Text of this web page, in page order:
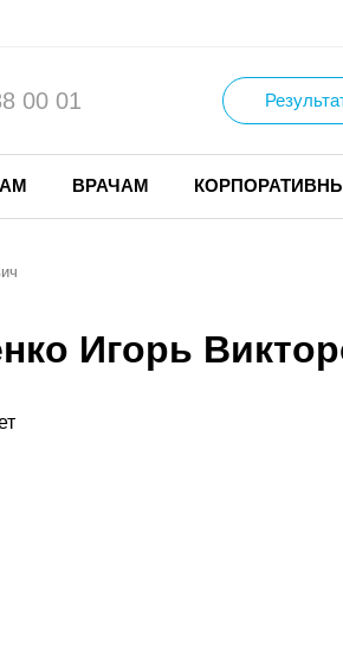
00 01
ВРАЧАМ
Игорь